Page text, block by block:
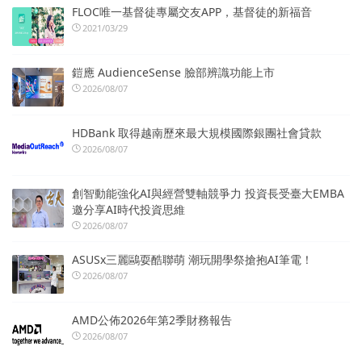
FLOC唯一基督徒專屬交友APP，基督徒的新福音
2021/03/29
鎧應 AudienceSense 臉部辨識功能上市
2026/08/07
HDBank 取得越南歷來最大規模國際銀團社會貸款
2026/08/07
創智動能強化AI與經營雙軸競爭力 投資長受臺大EMBA
邀分享AI時代投資思維
2026/08/07
ASUSx三麗鷗耍酷聯萌 潮玩開學祭搶抱AI筆電！
2026/08/07
AMD公佈2026年第2季財務報告
2026/08/07